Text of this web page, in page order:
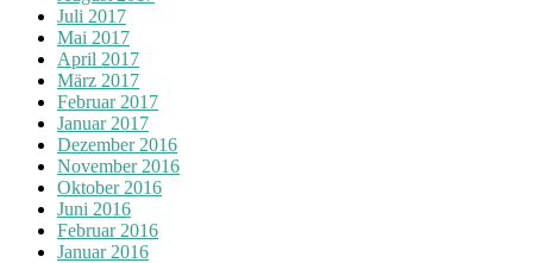
Juli 2017
Mai 2017
April 2017
März 2017
Februar 2017
Januar 2017
Dezember 2016
November 2016
Oktober 2016
Juni 2016
Februar 2016
Januar 2016